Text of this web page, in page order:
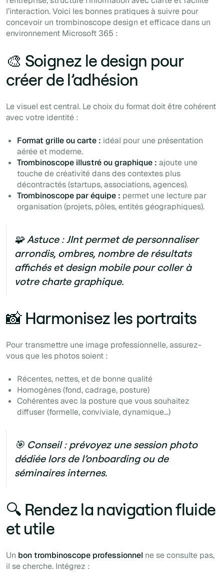
l’interaction. Voici les bonnes pratiques à suivre pour
concevoir un trombinoscope design et efficace dans un
environnement Microsoft 365 :
🎨 Soignez le design pour
créer de l’adhésion
Le visuel est central. Le choix du format doit être cohérent
avec votre identité :
Format grille ou carte : idéal pour une présentation
aérée et moderne.
Trombinoscope illustré ou graphique :ajoute une
touche de créativité dans des contextes plus
décontractés (startups, associations, agences).
Trombinoscope par équipe : permet une lecture par
organisation (projets, pôles, entités géographiques).
🧩 Astuce :JInt permet de personnaliser
arrondis, ombres, nombre de résultats
affichés et design mobile pour coller à
votre charte graphique.
📸 Harmonisez les portraits
Pour transmettre une image professionnelle, assurez-
vous que les photos soient :
Récentes, nettes, et de bonne qualité
Homogènes (fond, cadrage, posture)
Cohérentes avec la posture que vous souhaitez
diffuser (formelle, conviviale, dynamique…)
🎯 Conseil :prévoyez une session photo
dédiée lors de l’onboarding ou de
séminaires internes.
🔍 Rendez la navigation fluide
et utile
Un bon trombinoscope professionnel ne se consulte pas,
il se cherche. Intégrez :